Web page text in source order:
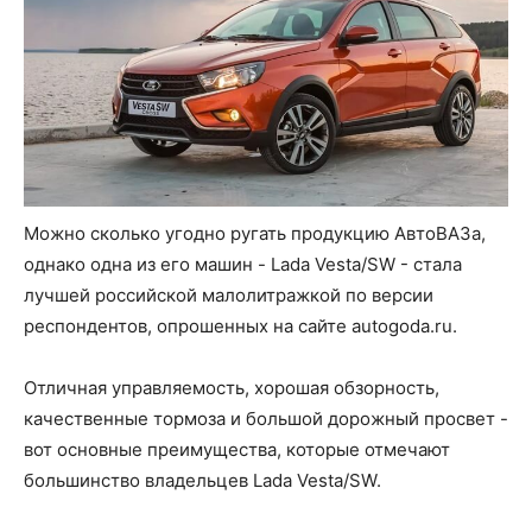
Можно сколько угодно ругать продукцию АвтоВАЗа,
однако одна из его машин - Lada Vesta/SW - стала
лучшей российской малолитражкой по версии
респондентов, опрошенных на сайте autogoda.ru.
Отличная управляемость, хорошая обзорность,
качественные тормоза и большой дорожный просвет -
вот основные преимущества, которые отмечают
большинство владельцев Lada Vesta/SW.